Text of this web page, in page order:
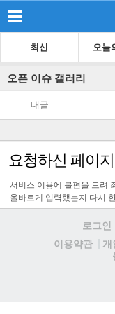
최신 오늘
오픈 이슈 갤러리
내글
요청하신 페이
서비스 이용에 불편을 드려
올바르게 입력했는지 다시
로그인
이용약관
개